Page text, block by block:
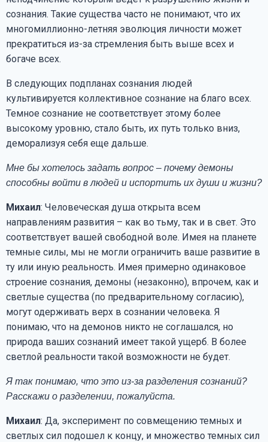
сознания. Такие существа часто не понимают, что их
многомиллионно-летняя эволюция личности может
прекратиться из-за стремления быть выше всех и
богаче всех.
В следующих подпланах сознания людей
культивируется коллективное сознание на благо всех.
Темное сознание не соответствует этому более
высокому уровню, стало быть, их путь только вниз,
деморализуя себя еще дальше.
Мне бы хотелось задать вопрос – почему демоны
способны войти в людей и испортить их души и жизни?
Михаил: Человеческая душа открыта всем
направлениям развития – как во тьму, так и в свет. Это
соответствует вашей свободной воле. Имея на планете
темные силы, мы не могли ограничить ваше развитие в
ту или иную реальность. Имея примерно одинаковое
строение сознания, демоны (незаконно), впрочем, как и
светлые существа (по предварительному согласию),
могут одерживать верх в сознании человека. Я
понимаю, что на демонов никто не соглашался, но
природа ваших сознаний имеет такой ущерб. В более
светлой реальности такой возможности не будет.
Я так понимаю, что это из-за разделения сознаний?
Расскажи о разделении, пожалуйста.
Михаил: Да, эксперимент по совмещению темных и
светлых сил подошел к концу, и множество темных сил